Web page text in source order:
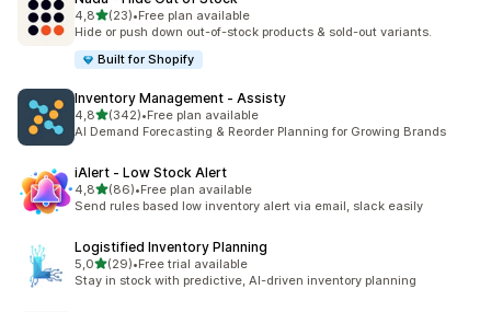
4,85 yıldız üzerinden
(23)
toplam 23 değerlendirme
•Free plan available
Hide or push down out-of-stock products & sold-out variants.
Built for Shopify
Inventory Management ‑ Assisty
4,85 yıldız üzerinden
(342)
toplam 342 değerlendirme
•Free plan available
AI Demand Forecasting & Reorder Planning for Growing Brands
iAlert ‑ Low Stock Alert
4,85 yıldız üzerinden
(86)
toplam 86 değerlendirme
•Free plan available
Send rules based low inventory alert via email, slack easily
Logistified Inventory Planning
5,05 yıldız üzerinden
(29)
toplam 29 değerlendirme
•Free trial available
Stay in stock with predictive, AI-driven inventory planning